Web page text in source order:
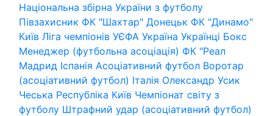
Національна збірна України з футболу
Півзахисник ФК "Шахтар" Донецьк ФК "Динамо"
Київ Ліга чемпіонів УЄФА Україна Українці Бокс
Менеджер (футбольна асоціація) ФК "Реал
Мадрид Іспанія Асоціативний футбол Воротар
(асоціативний футбол) Італія Олександр Усик
Чеська Республіка Київ Чемпіонат світу з
футболу Штрафний удар (асоціативний футбол)